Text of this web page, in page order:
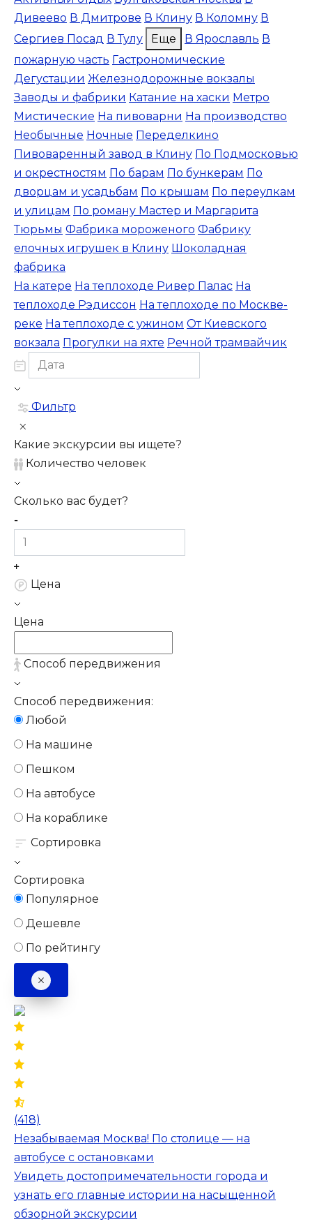
Дивеево В Дмитрове В Клину В Коломну В
Сергиев Посад В Тулу Еще В Ярославль В
пожарную часть Гастрономические
Дегустации Железнодорожные вокзалы
Заводы и фабрики Катание на хаски Метро
Мистические На пивоварни На производство
Необычные Ночные Переделкино
Пивоваренный завод в Клину По Подмосковью
и окрестностям По барам По бункерам По
дворцам и усадьбам По крышам По переулкам
и улицам По роману Мастер и Маргарита
Тюрьмы Фабрика мороженого Фабрику
елочных игрушек в Клину Шоколадная
фабрика
На катере На теплоходе Ривер Палас На
теплоходе Рэдиссон На теплоходе по Москве-
реке На теплоходе с ужином От Киевского
вокзала Прогулки на яхте Речной трамвайчик
Фильтр
Какие экскурсии вы ищете?
Количество человек
Сколько вас будет?
Цена
Цена
Способ передвижения
Способ передвижения:
Любой
На машине
Пешком
На автобусе
На кораблике
Сортировка
Сортировка
Популярное
Дешевле
По рейтингу
(418)
Незабываемая Москва! По столице — на
автобусе с остановками
Увидеть достопримечательности города и
узнать его главные истории на насыщенной
обзорной экскурсии